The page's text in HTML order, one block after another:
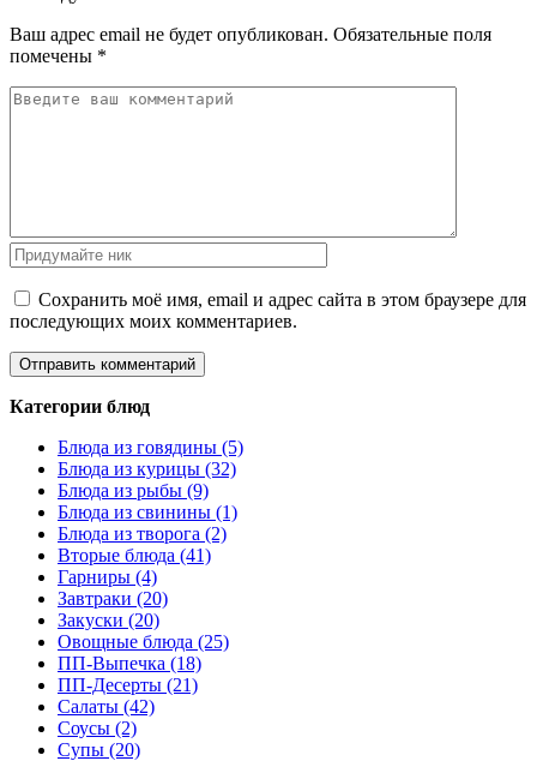
Ваш адрес email не будет опубликован. Обязательные поля
помечены *
Сохранить моё имя, email и адрес сайта в этом браузере для
последующих моих комментариев.
Категории блюд
Блюда из говядины (5)
Блюда из курицы (32)
Блюда из рыбы (9)
Блюда из свинины (1)
Блюда из творога (2)
Вторые блюда (41)
Гарниры (4)
Завтраки (20)
Закуски (20)
Овощные блюда (25)
ПП-Выпечка (18)
ПП-Десерты (21)
Салаты (42)
Соусы (2)
Супы (20)